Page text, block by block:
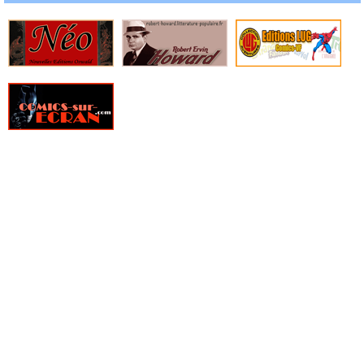
» Star Wars Poche
» Star Wars-Verse
» Stardust
» The Boys
» The Boys Deluxe
» The Complete Spider-Man Strips
» TKO Comics
» Vertigo Big Book